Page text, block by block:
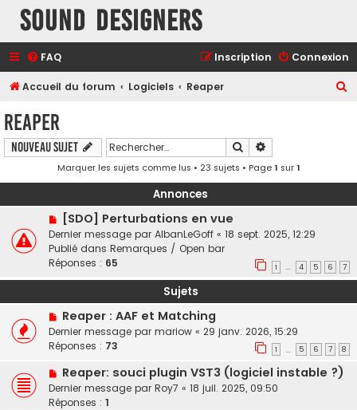
Sound Designers
FAQ Connexion
Inscription
Accueil du forum Logiciels Reaper
c
r
Reaper
Nouveau sujet Rechercher
Marquer les sujets comme lus • 23 sujets • Page1 sur1
Annonces
[SDO] Perturbations en vue
Dernier message par AlbanLeGoff « 18 sept. 2025, 12:29
Publié dans Remarques / Open bar
Réponses : 65 1 … 4 5 6 7
Sujets
Reaper : AAF et Matching
Dernier message par mariow « 29 janv. 2026, 15:29
Réponses : 73 1 … 5 6 7 8
Reaper: souci plugin VST3 (logiciel instable ?)
Dernier message par Roy7 « 18 juil. 2025, 09:50
Réponses : 1